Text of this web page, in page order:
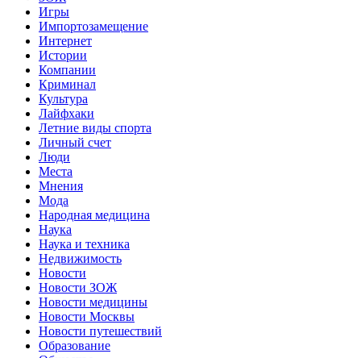
Игры
Импортозамещение
Интернет
Истории
Компании
Криминал
Культура
Лайфхаки
Летние виды спорта
Личный счет
Люди
Места
Мнения
Мода
Народная медицина
Наука
Наука и техника
Недвижимость
Новости
Новости ЗОЖ
Новости медицины
Новости Москвы
Новости путешествий
Образование